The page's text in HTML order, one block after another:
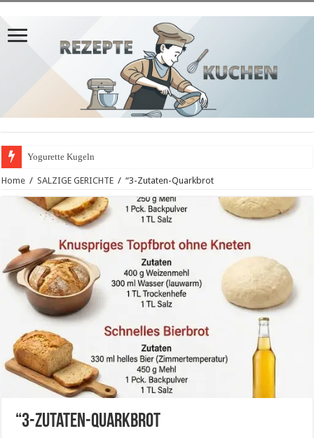
Yogurette Kugeln
Home / SALZIGE GERICHTE / “3-Zutaten-Quarkbrot
“3-Zutaten-Quarkbrot